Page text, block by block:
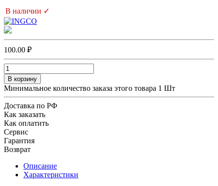
В наличии ✓
100.00 ₽
В корзину
Минимальное количество заказа этого товара 1 Шт
Доставка по РФ
Как заказать
Как оплатить
Сервис
Гарантия
Возврат
Описание
Характеристики